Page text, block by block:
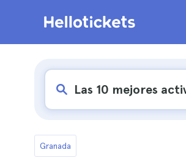
Granada